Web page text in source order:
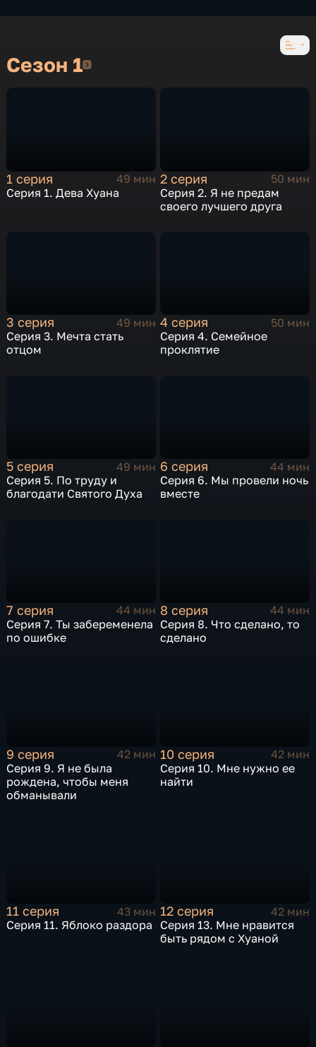
Сезон 1Сезон 1
1 серия
49 мин
Серия 1. Дева Хуана
2 серия
50 мин
Серия 2. Я не предам
своего лучшего друга
3 серия
49 мин
Серия 3. Мечта стать
отцом
4 серия
50 мин
Серия 4. Семейное
проклятие
5 серия
49 мин
Серия 5. По труду и
благодати Святого Духа
6 серия
44 мин
Серия 6. Мы провели ночь
вместе
7 серия
44 мин
Серия 7. Ты забеременела
по ошибке
8 серия
44 мин
Серия 8. Что сделано, то
сделано
9 серия
42 мин
Серия 9. Я не была
рождена, чтобы меня
обманывали
10 серия
42 мин
Серия 10. Мне нужно ее
найти
11 серия
43 мин
Серия 11. Яблоко раздора
12 серия
42 мин
Серия 13. Мне нравится
быть рядом с Хуаной